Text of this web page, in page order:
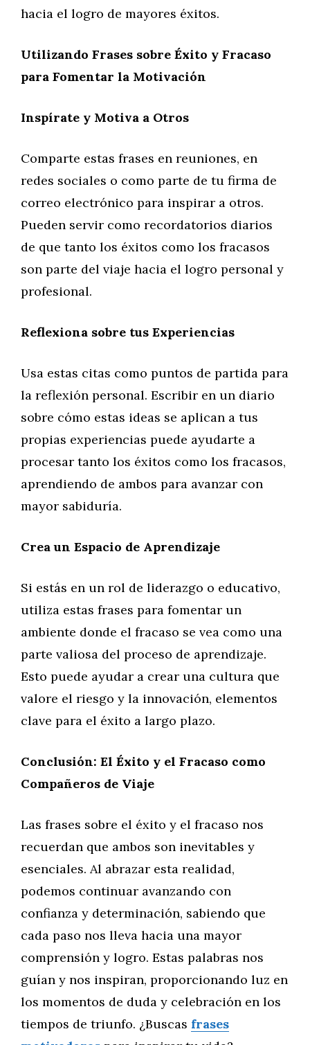
hacia el logro de mayores éxitos.
Utilizando Frases sobre Éxito y Fracaso
para Fomentar la Motivación
Inspírate y Motiva a Otros
Comparte estas frases en reuniones, en
redes sociales o como parte de tu firma de
correo electrónico para inspirar a otros.
Pueden servir como recordatorios diarios
de que tanto los éxitos como los fracasos
son parte del viaje hacia el logro personal y
profesional.
Reflexiona sobre tus Experiencias
Usa estas citas como puntos de partida para
la reflexión personal. Escribir en un diario
sobre cómo estas ideas se aplican a tus
propias experiencias puede ayudarte a
procesar tanto los éxitos como los fracasos,
aprendiendo de ambos para avanzar con
mayor sabiduría.
Crea un Espacio de Aprendizaje
Si estás en un rol de liderazgo o educativo,
utiliza estas frases para fomentar un
ambiente donde el fracaso se vea como una
parte valiosa del proceso de aprendizaje.
Esto puede ayudar a crear una cultura que
valore el riesgo y la innovación, elementos
clave para el éxito a largo plazo.
Conclusión: El Éxito y el Fracaso como
Compañeros de Viaje
Las frases sobre el éxito y el fracaso nos
recuerdan que ambos son inevitables y
esenciales. Al abrazar esta realidad,
podemos continuar avanzando con
confianza y determinación, sabiendo que
cada paso nos lleva hacia una mayor
comprensión y logro. Estas palabras nos
guían y nos inspiran, proporcionando luz en
los momentos de duda y celebración en los
tiempos de triunfo. ¿Buscas frases